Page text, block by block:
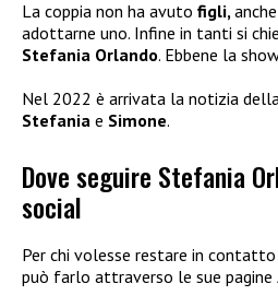
La coppia non ha avuto figli,
adottarne uno. Infine in tanti si
Stefania Orlando. Ebbene la
Nel 2022 è arrivata la notizia
Stefania e Simone.
Dove seguire Stefania
social
Per chi volesse restare in contatto
può farlo attraverso le sue pagine